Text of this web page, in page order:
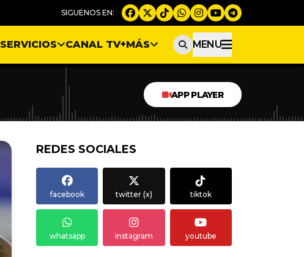
SERVICIOS CANAL TV+MÁS MENU
APP PLAYER
REDES SOCIALES
facebook twitter (x) tiktok
whatsapp instagram youtube